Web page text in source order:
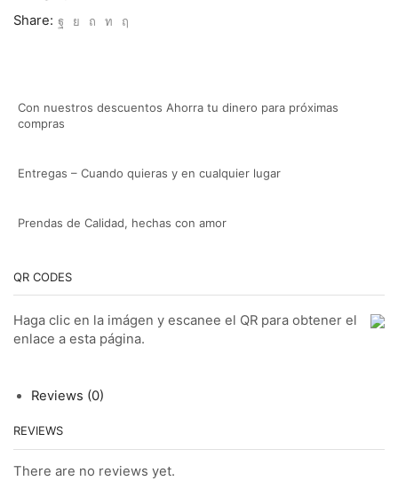
Share:
Con nuestros descuentos Ahorra tu dinero para próximas
compras
Entregas – Cuando quieras y en cualquier lugar
Prendas de Calidad, hechas con amor
QR CODES
Haga clic en la imágen y escanee el QR para obtener el
enlace a esta página.
Reviews (0)
REVIEWS
There are no reviews yet.